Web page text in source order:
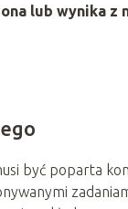
lub wynika
być poparta